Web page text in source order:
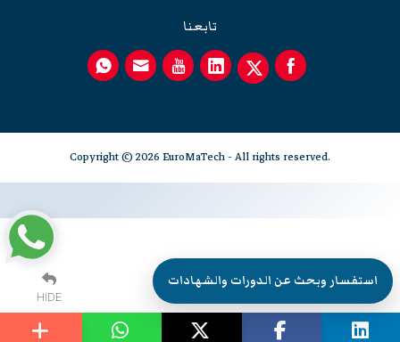
تابعنا
Copyright © 2026 EuroMaTech - All rights reserved.
HIDE
استفسار وبحث عن الدورات والشهادات